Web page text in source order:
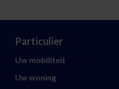
Particulier
Uw mobiliteit
Uw woning